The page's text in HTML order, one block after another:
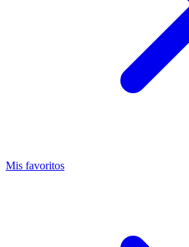
Mis favoritos